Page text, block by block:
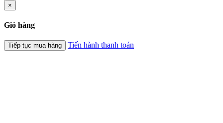
×
Giỏ hàng
Tiếp tục mua hàng Tiến hành thanh toán